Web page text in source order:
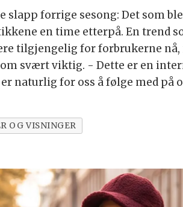
slapp forrige sesong: Det som
en time etterpå. En trend
tilgjengelig for forbrukerne
svært viktig. - Dette er en
naturlig for oss å følge med på
OG VISNINGER